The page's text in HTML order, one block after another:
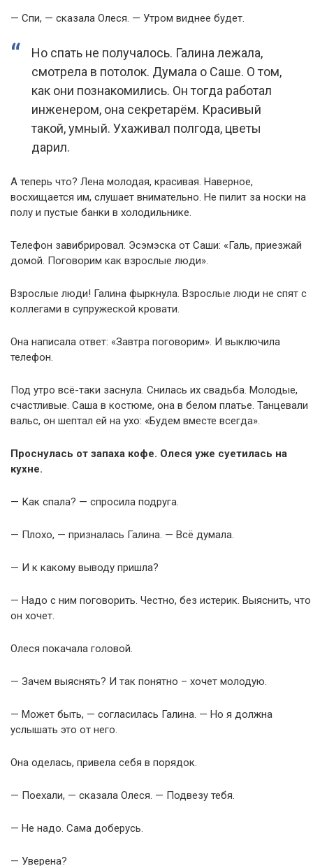
— Спи, — сказала Олеся. — Утром виднее будет.
Но спать не получалось. Галина лежала,
смотрела в потолок. Думала о Саше. О том,
как они познакомились. Он тогда работал
инженером, она секретарём. Красивый
такой, умный. Ухаживал полгода, цветы
дарил.
А теперь что? Лена молодая, красивая. Наверное,
восхищается им, слушает внимательно. Не пилит за носки на
полу и пустые банки в холодильнике.
Телефон завибрировал. Эсэмэска от Саши: «Галь, приезжай
домой. Поговорим как взрослые люди».
Взрослые люди! Галина фыркнула. Взрослые люди не спят с
коллегами в супружеской кровати.
Она написала ответ: «Завтра поговорим». И выключила
телефон.
Под утро всё-таки заснула. Снилась их свадьба. Молодые,
счастливые. Саша в костюме, она в белом платье. Танцевали
вальс, он шептал ей на ухо: «Будем вместе всегда».
Проснулась от запаха кофе. Олеся уже суетилась на
кухне.
— Как спала? — спросила подруга.
— Плохо, — призналась Галина. — Всё думала.
— И к какому выводу пришла?
— Надо с ним поговорить. Честно, без истерик. Выяснить, что
он хочет.
Олеся покачала головой.
— Зачем выяснять? И так понятно – хочет молодую.
— Может быть, — согласилась Галина. — Но я должна
услышать это от него.
Она оделась, привела себя в порядок.
— Поехали, — сказала Олеся. — Подвезу тебя.
— Не надо. Сама доберусь.
— Уверена?